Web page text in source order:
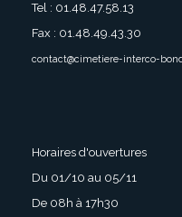
Tel : 01.48.47.58.13
Fax : 01.48.49.43.30
contact@cimetiere-interco-
Horaires d'ouvertures
Du 01/10 au 05/11
De 08h à 17h30